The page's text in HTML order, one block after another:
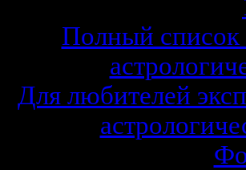
Полный список
Для любителей